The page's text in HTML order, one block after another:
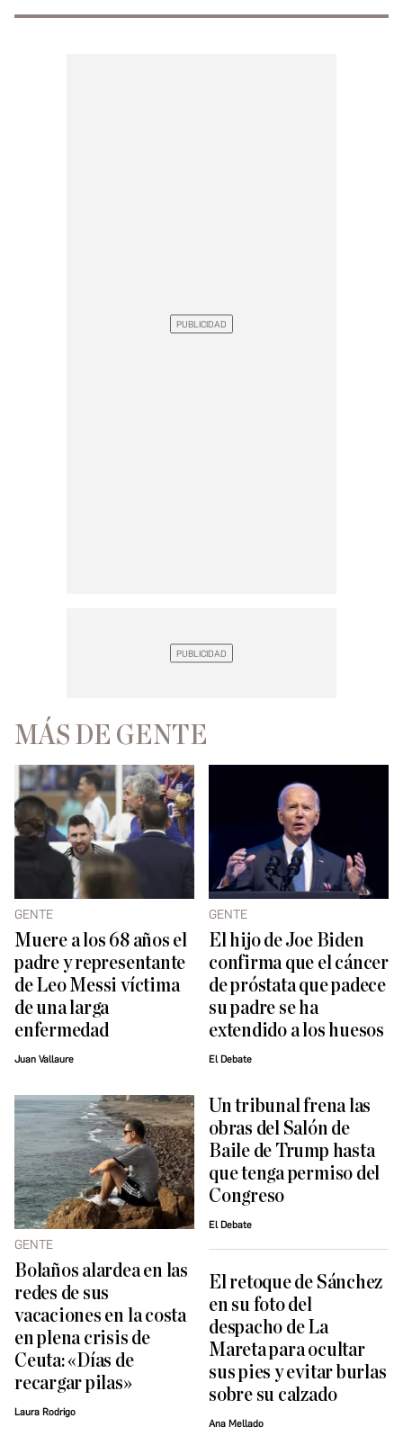
MÁS DE GENTE
GENTE
Muere a los 68 años el
padre y representante
de Leo Messi víctima
de una larga
enfermedad
Juan Vallaure
GENTE
El hijo de Joe Biden
confirma que el cáncer
de próstata que padece
su padre se ha
extendido a los huesos
El Debate
GENTE
Bolaños alardea en las
redes de sus
vacaciones en la costa
en plena crisis de
Ceuta: «Días de
recargar pilas»
Laura Rodrigo
Un tribunal frena las
obras del Salón de
Baile de Trump hasta
que tenga permiso del
Congreso
El Debate
El retoque de Sánchez
en su foto del
despacho de La
Mareta para ocultar
sus pies y evitar burlas
sobre su calzado
Ana Mellado